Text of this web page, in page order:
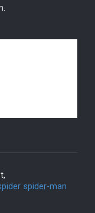
,
, spider-man